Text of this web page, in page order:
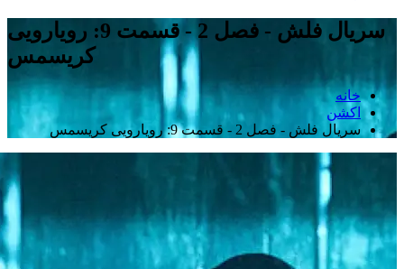
سریال فلش - فصل 2 - قسمت 9: رویارویی
کریسمس
خانه
اکشن
سریال فلش - فصل 2 - قسمت 9: رویارویی کریسمس